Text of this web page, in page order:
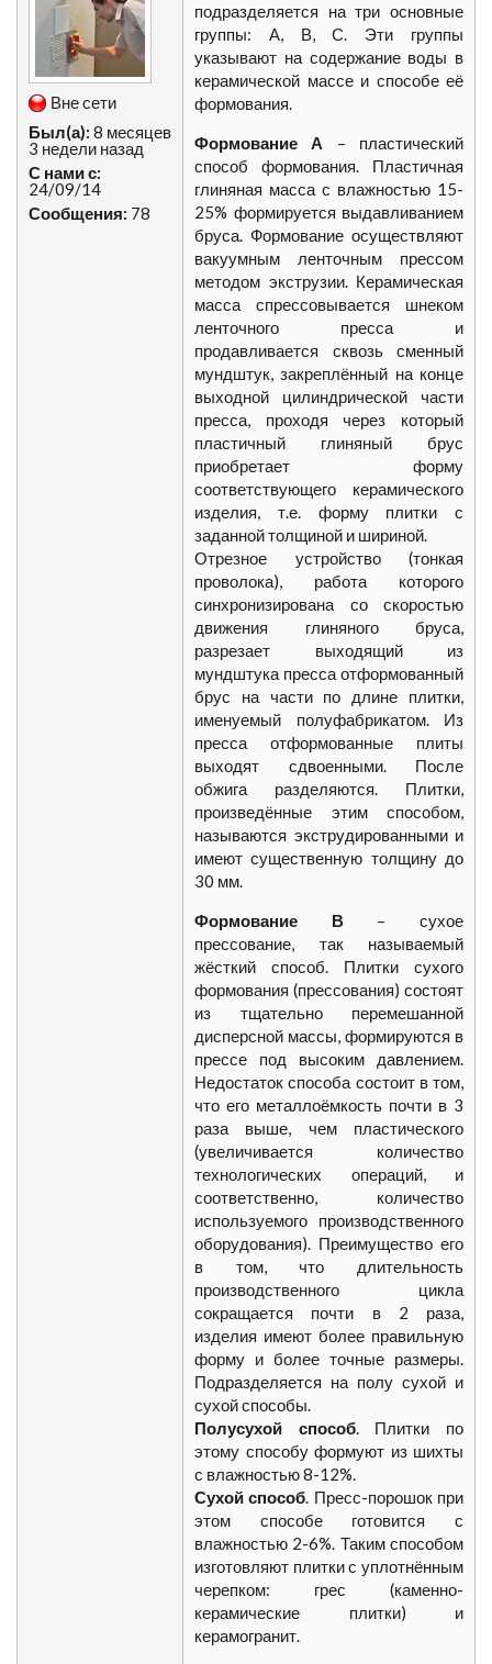
Вне сети
Был(а): 8 месяцев
3 недели назад
С нами с:
24/09/14
Сообщения: 78
подразделяется на три основные
группы: А, В, С. Эти группы
указывают на содержание воды в
керамической массе и способе её
формования.
Формование А – пластический
способ формования. Пластичная
глиняная масса с влажностью 15-
25% формируется выдавливанием
бруса. Формование осуществляют
вакуумным ленточным прессом
методом экструзии. Керамическая
масса спрессовывается шнеком
ленточного пресса и
продавливается сквозь сменный
мундштук, закреплённый на конце
выходной цилиндрической части
пресса, проходя через который
пластичный глиняный брус
приобретает форму
соответствующего керамического
изделия, т.е. форму плитки с
заданной толщиной и шириной.
Отрезное устройство (тонкая
проволока), работа которого
синхронизирована со скоростью
движения глиняного бруса,
разрезает выходящий из
мундштука пресса отформованный
брус на части по длине плитки,
именуемый полуфабрикатом. Из
пресса отформованные плиты
выходят сдвоенными. После
обжига разделяются. Плитки,
произведённые этим способом,
называются экструдированными и
имеют существенную толщину до
30 мм.
Формование В– сухое
прессование, так называемый
жёсткий способ. Плитки сухого
формования (прессования) состоят
из тщательно перемешанной
дисперсной массы, формируются в
прессе под высоким давлением.
Недостаток способа состоит в том,
что его металлоёмкость почти в 3
раза выше, чем пластического
(увеличивается количество
технологических операций, и
соответственно, количество
используемого производственного
оборудования). Преимущество его
в том, что длительность
производственного цикла
сокращается почти в 2 раза,
изделия имеют более правильную
форму и более точные размеры.
Подразделяется на полу сухой и
сухой способы.
Полусухой способ. Плитки по
этому способу формуют из шихты
с влажностью 8-12%.
Сухой способ. Пресс-порошок при
этом способе готовится с
влажностью 2-6%. Таким способом
изготовляют плитки с уплотнённым
черепком: грес (каменно-
керамические плитки) и
керамогранит.